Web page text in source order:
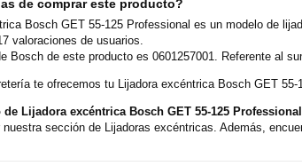
de comprar este producto?
Bosch GET 55-125 Professional es un modelo de
valoraciones de usuarios.
Bosch de este producto es 0601257001. Referente al
te ofrecemos tu Lijadora excéntrica Bosch GET
de Lijadora excéntrica Bosch GET 55-125
nuestra sección de Lijadoras excéntricas. Además,